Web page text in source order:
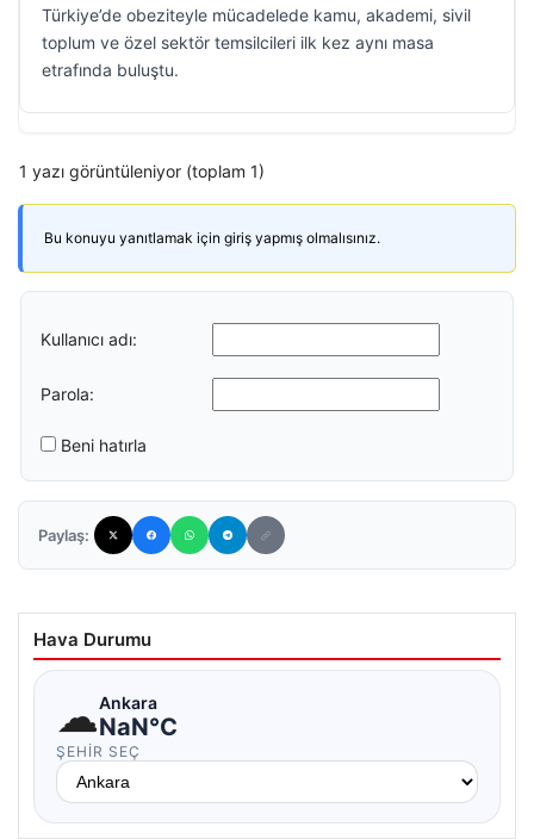
Türkiye’de obeziteyle mücadelede kamu, akademi, sivil
toplum ve özel sektör temsilcileri ilk kez aynı masa
etrafında buluştu.
1 yazı görüntüleniyor (toplam 1)
Bu konuyu yanıtlamak için giriş yapmış olmalısınız.
Kullanıcı adı:
Parola:
Beni hatırla
Paylaş:
Hava Durumu
☁Ankara
NaN°C
ŞEHIR SEÇ